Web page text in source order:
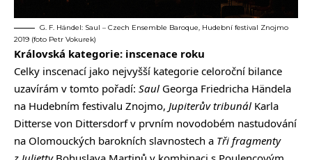
G. F. Händel: Saul – Czech Ensemble Baroque, Hudební festival Znojmo
2019 (foto Petr Vokurek)
Královská kategorie: inscenace roku
Celky inscenací jako nejvyšší kategorie celoroční bilance
uzavírám v tomto pořadí: Saul Georga Friedricha Händela
na Hudebním festivalu Znojmo, Jupiterův tribunál Karla
Ditterse von Dittersdorf v prvním novodobém nastudování
na Olomouckých barokních slavnostech a Tři fragmenty